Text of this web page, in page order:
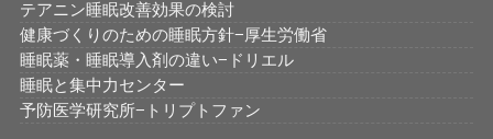
テアニン睡眠改善効果の検討
健康づくりのための睡眠方針−厚生労働省
睡眠薬・睡眠導入剤の違い−ドリエル
睡眠と集中力センター
予防医学研究所−トリプトファン